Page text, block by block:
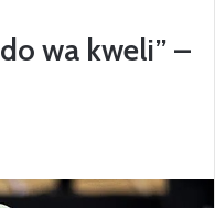
wa kweli” –